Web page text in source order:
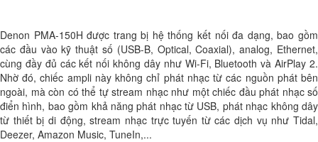
Denon PMA-150H được trang bị hệ thống kết nối đa dạng, bao gồm
các đầu vào kỹ thuật số (USB-B, Optical, Coaxial), analog, Ethernet,
cùng đầy đủ các kết nối không dây như Wi-Fi, Bluetooth và AirPlay 2.
Nhờ đó, chiếc ampli này không chỉ phát nhạc từ các nguồn phát bên
ngoài, mà còn có thể tự stream nhạc như một chiếc đầu phát nhạc số
điển hình, bao gồm khả năng phát nhạc từ USB, phát nhạc không dây
từ thiết bị di động, stream nhạc trực tuyến từ các dịch vụ như Tidal,
Deezer, Amazon Music, TuneIn,...